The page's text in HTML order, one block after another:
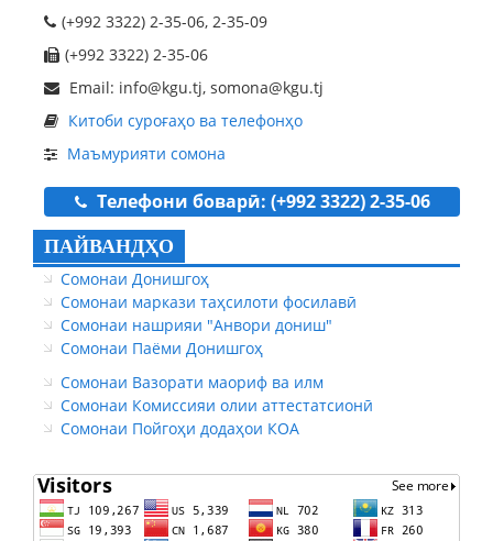
(+992 3322) 2-35-06, 2-35-09
(+992 3322) 2-35-06
Email: info@kgu.tj, somona@kgu.tj
Китоби суроғаҳо ва телефонҳо
Маъмурияти сомона
Телефони боварӣ: (+992 3322) 2-35-06
ПАЙВАНДҲО
Сомонаи Донишгоҳ
Сомонаи маркази таҳсилоти фосилавӣ
Сомонаи нашрияи "Анвори дониш"
Сомонаи Паёми Донишгоҳ
Сомонаи Вазорати маориф ва илм
Сомонаи Комиссияи олии аттестатсионӣ
Сомонаи Пойгоҳи додаҳои КОА